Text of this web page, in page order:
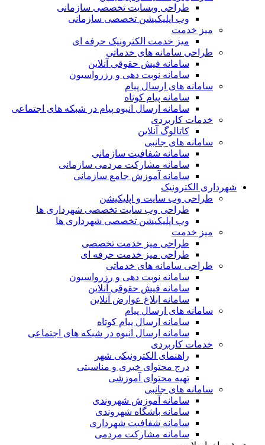
طراحی وبسایت تخصصی سازمانی
وب اپلیکیشن تخصصی سازمانی
میز خدمت
میز خدمت الکترونیک حرفه ای
طراحی سامانه های خدماتی
سامانه فیش حقوقی آنلاین
سامانه نوبت دهی و رزرواسیون
سامانه های ارسال پیام
سامانه پیام کوتاه
سامانه ارسال انبوه پیام در شبکه های اجتماعی
خدمات کاربردی
کاتالوگ آنلاین
سامانه های جانبی
سامانه شفافیت سازمانی
سامانه مشارکت مردمی سازمانی
سامانه آموزش جامع سازمانی
شهرداری الکترونیک
طراحی وب سایت و اپلیکیشن
طراحی وب سایت تخصصی شهرداری ها
وب اپلیکیشن تخصصی شهرداری ها
میز خدمت
طراحی میز خدمت تخصصی
طراحی میز خدمت حرفه ای
طراحی سامانه های خدماتی
سامانه نوبت دهی و رزرواسیون
سامانه فیش حقوقی آنلاین
سامانه ابلاغ عوارض آنلاین
سامانه های ارسال پیام
سامانه ارسال پیام کوتاه
سامانه ارسال انبوه در شبکه های اجتماعی
خدمات کاربردی
راهنمای الکترونیکی شهر
درج محتوای خبری و مناسبتی
تهیه محتوای آموزشی
سامانه های جانبی
سامانه آموزش شهروندی
سامانه باشگاه شهروندی
سامانه شفافیت شهرداری
سامانه مشارکت مردمی